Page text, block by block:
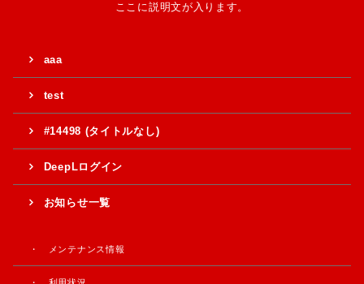
ここに説明文が入ります。
aaa
test
#14498 (タイトルなし)
DeepLログイン
お知らせ一覧
メンテナンス情報